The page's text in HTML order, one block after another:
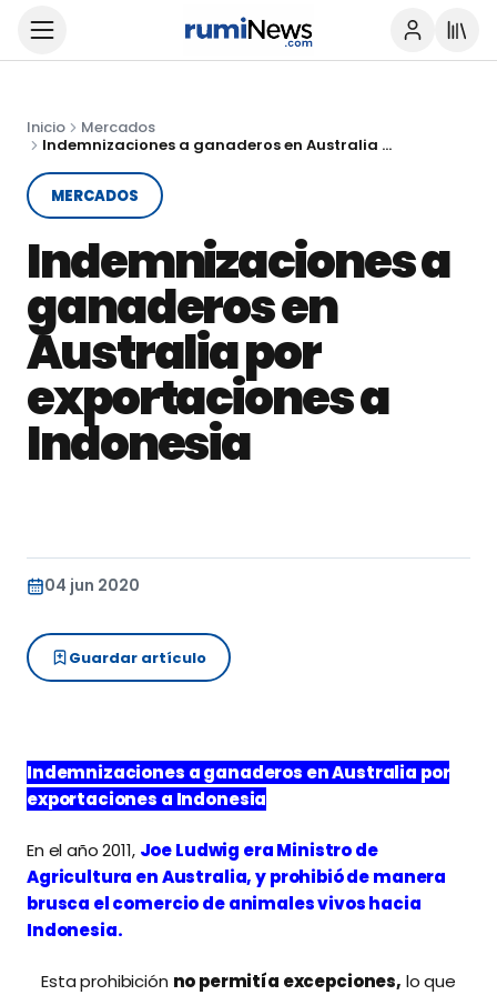
Inicio
Mercados
Indemnizaciones a ganaderos en Australia por exportaciones a Indonesia
MERCADOS
Indemnizaciones a
ganaderos en
Australia por
exportaciones a
Indonesia
04 jun 2020
Guardar artículo
Indemnizaciones a ganaderos en Australia por
exportaciones a Indonesia
En el año 2011, Joe Ludwig era Ministro de
Agricultura en Australia, y prohibió de manera
brusca el comercio de animales vivos hacia
Indonesia.
Esta prohibición no permitía excepciones, lo que